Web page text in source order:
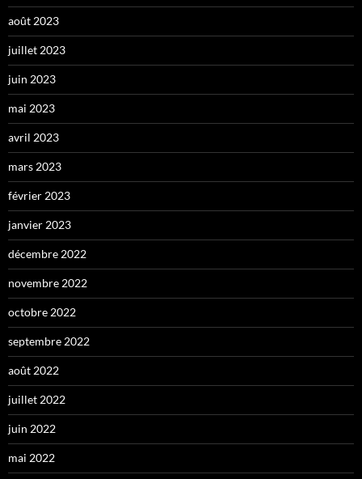
août 2023
juillet 2023
juin 2023
mai 2023
avril 2023
mars 2023
février 2023
janvier 2023
décembre 2022
novembre 2022
octobre 2022
septembre 2022
août 2022
juillet 2022
juin 2022
mai 2022